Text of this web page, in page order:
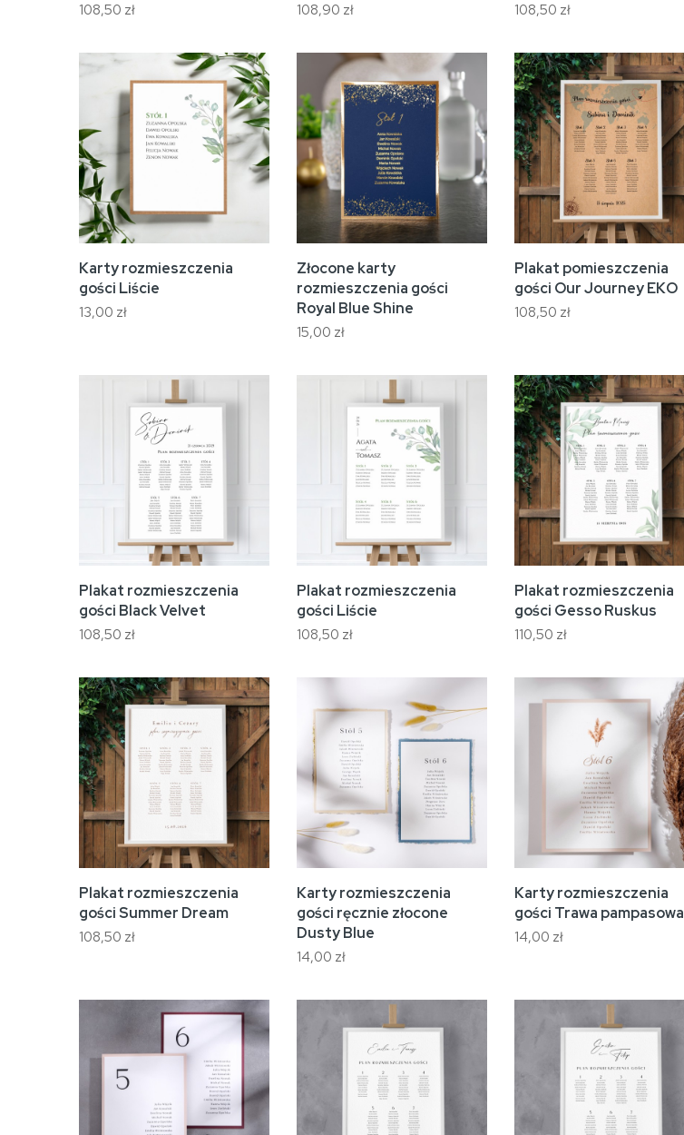
108,50 zł 108,90 zł 108,50 zł
Karty rozmieszczenia
gości Liście
13,00 zł
Złocone karty
rozmieszczenia gości
Royal Blue Shine
15,00 zł
Plakat pomieszczenia
gości Our Journey EKO
108,50 zł
Plakat rozmieszczenia
gości Black Velvet
108,50 zł
Plakat rozmieszczenia
gości Liście
108,50 zł
Plakat rozmieszczenia
gości Gesso Ruskus
110,50 zł
Plakat rozmieszczenia
gości Summer Dream
108,50 zł
Karty rozmieszczenia
gości ręcznie złocone
Dusty Blue
14,00 zł
Karty rozmieszczenia
gości Trawa pampasowa
14,00 zł